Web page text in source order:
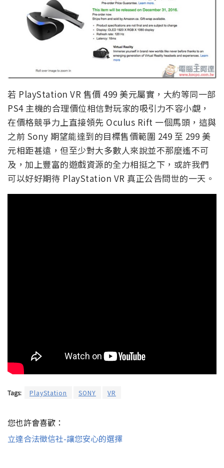
若 PlayStation VR 售價 499 美元屬實，大約等同一部
PS4 主機的合理價位相信對玩家的吸引力不容小覷，
在價格競爭力上直接領先 Oculus Rift 一個馬頭，這與
之前 Sony 期望能達到的目標售價範圍 249 至 299 美
元相距甚遠，但至少對大多數人來說並不那麼遙不可
及，加上豐富的遊戲資源的全力相挺之下，或許我們
可以好好期待 PlayStation VR 真正公告問世的一天。
Tags: PlayStation SONY VR
您也許會喜歡：
立達合法徵信社-讓您安心的選擇